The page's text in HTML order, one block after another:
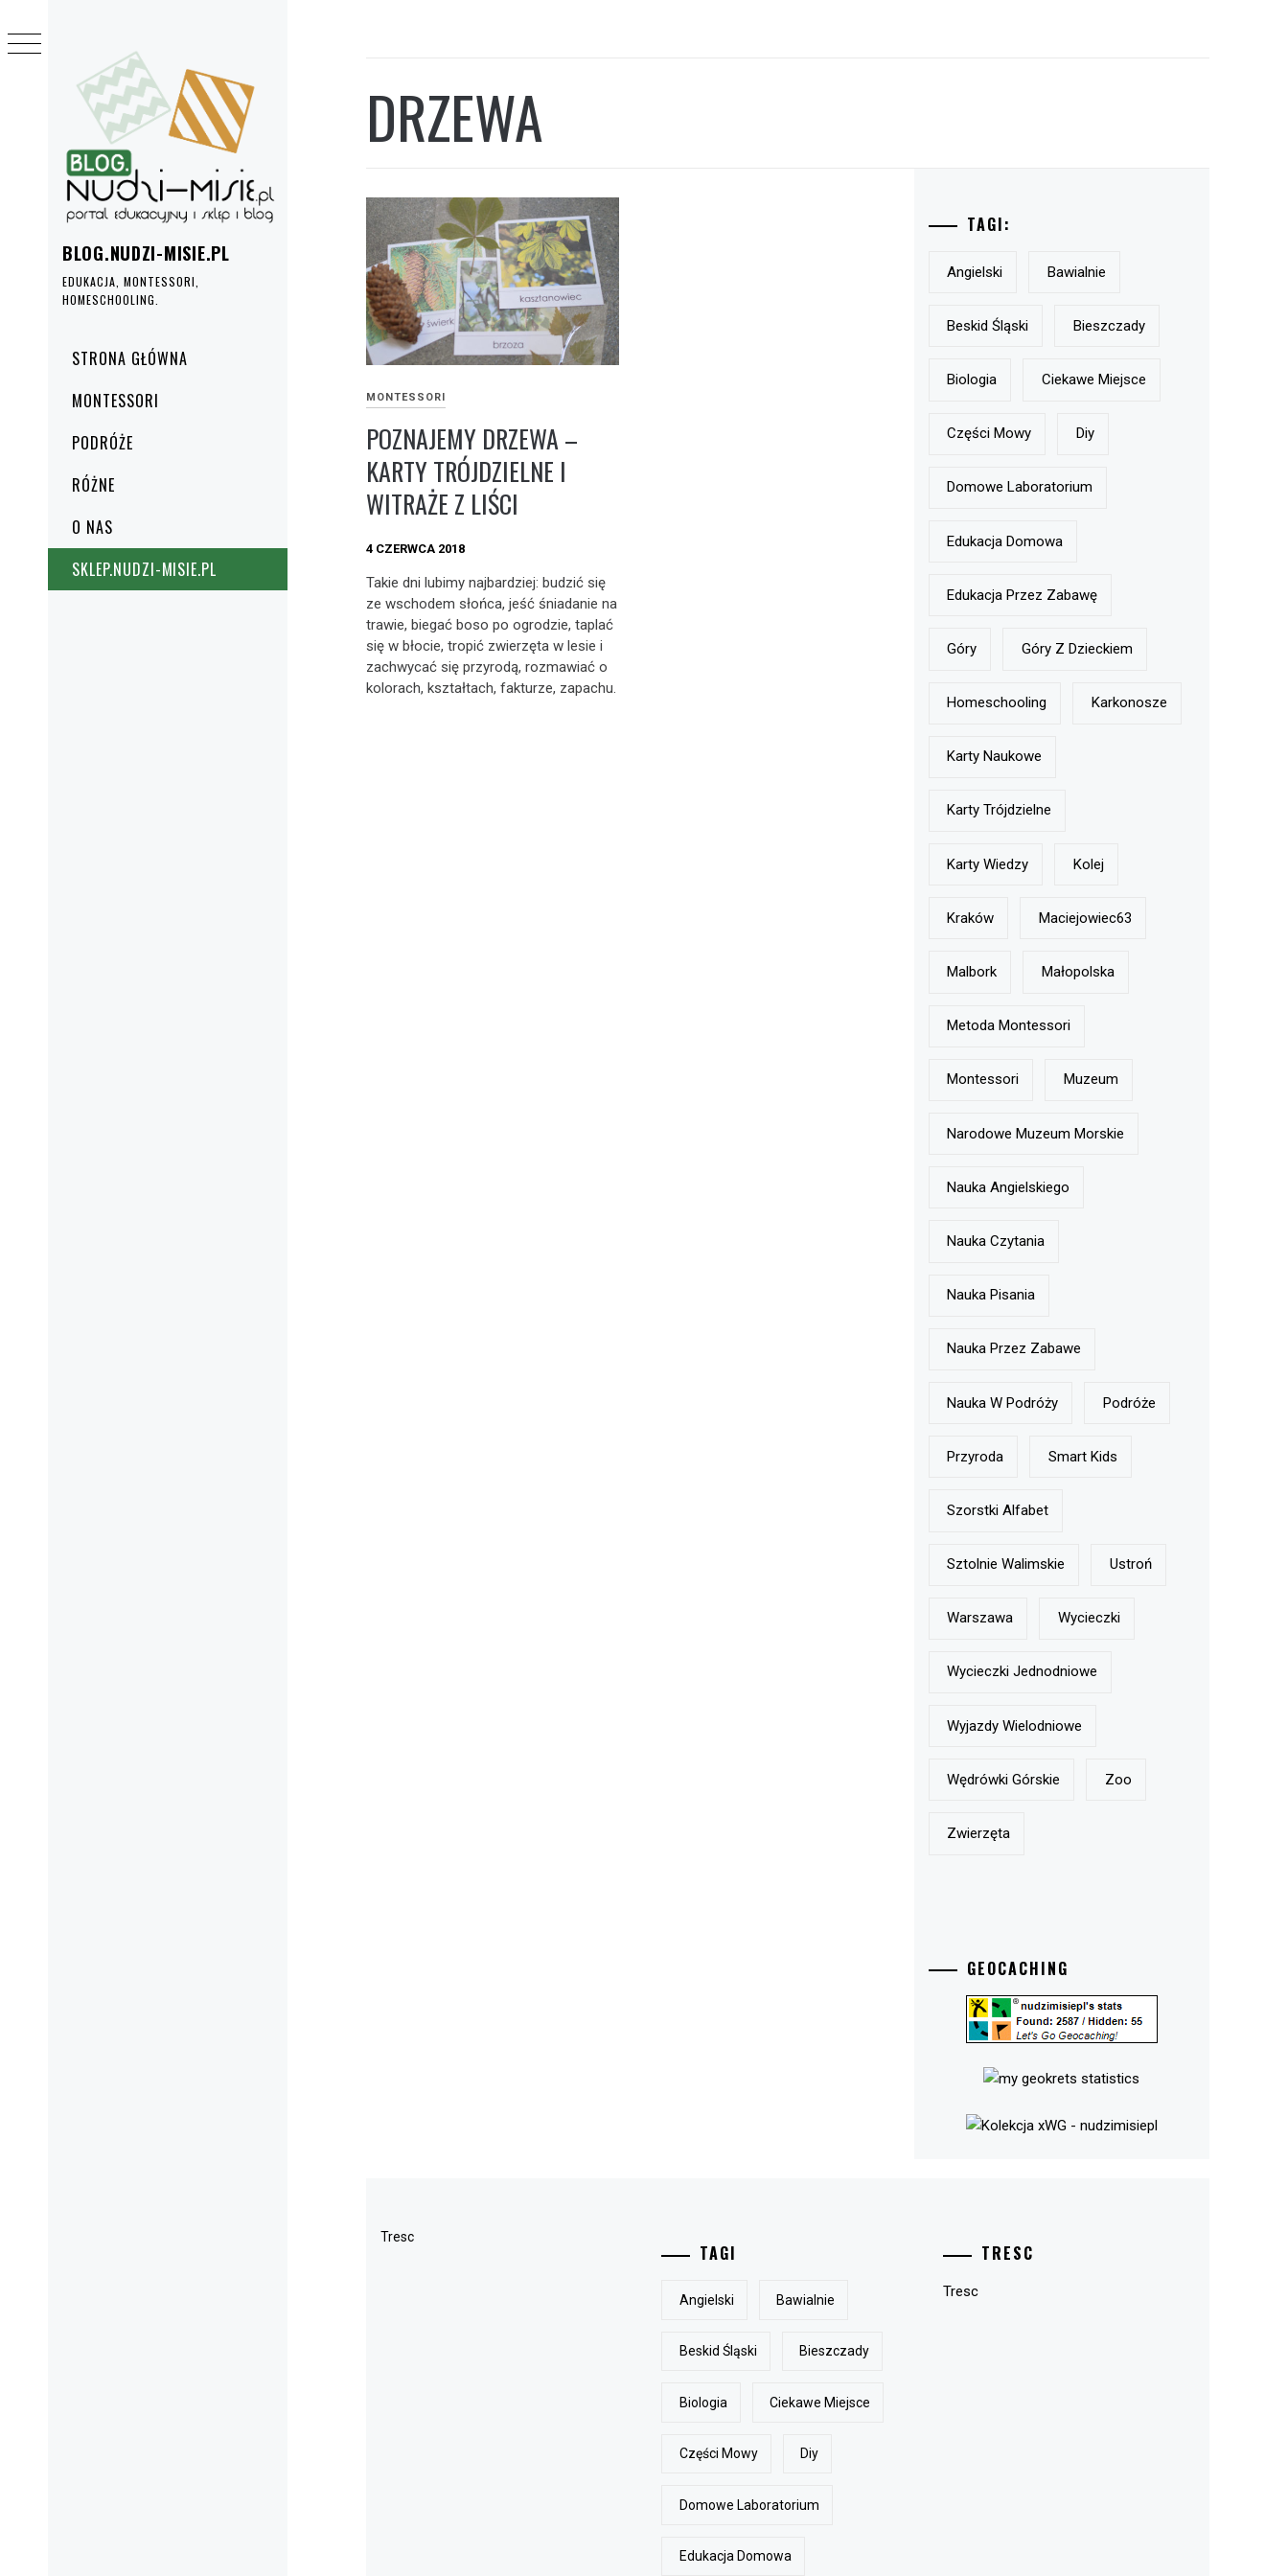
BLOG.NUDZI-MISIE.PL
EDUKACJA, MONTESSORI,
HOMESCHOOLING.
główneSTRONA GŁÓWNA
MONTESSORI
PODRÓŻE
RÓŻNE
O NAS
SKLEP.NUDZI-MISIE.PL
DRZEWA
MONTESSORI
POZNAJEMY DRZEWA –
KARTY TRÓJDZIELNE I
WITRAŻE Z LIŚCI
4 CZERWCA 2018
Takie dni lubimy najbardziej: budzić się
ze wschodem słońca, jeść śniadanie na
trawie, biegać boso po ogrodzie, taplać
się w błocie, tropić zwierzęta w lesie i
zachwycać się przyrodą, rozmawiać o
kolorach, kształtach, fakturze, zapachu.
TAGI:
Angielski Bawialnie
Beskid Śląski Bieszczady
Biologia Ciekawe Miejsce
Części Mowy Diy
Domowe Laboratorium
Edukacja Domowa
Edukacja Przez Zabawę
Góry Góry Z Dzieckiem
Homeschooling Karkonosze
Karty Naukowe
Karty Trójdzielne
Karty Wiedzy Kolej
Kraków Maciejowiec63
Malbork Małopolska
Metoda Montessori
Montessori Muzeum
Narodowe Muzeum Morskie
Nauka Angielskiego
Nauka Czytania
Nauka Pisania
Nauka Przez Zabawe
Nauka W Podróży Podróże
Przyroda Smart Kids
Szorstki Alfabet
Sztolnie Walimskie Ustroń
Warszawa Wycieczki
Wycieczki Jednodniowe
Wyjazdy Wielodniowe
Wędrówki Górskie Zoo
Zwierzęta
GEOCACHING
Tresc
TAGI
Angielski Bawialnie
Beskid Śląski Bieszczady
Biologia Ciekawe Miejsce
Części Mowy Diy
Domowe Laboratorium
Edukacja Domowa
TRESC
Tresc